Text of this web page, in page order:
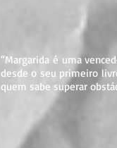
“Margarida é uma
desde o seu primeiro
quem sabe superar